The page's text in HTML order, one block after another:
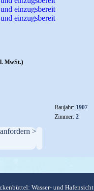
MwSt.)
Baujahr: 1907
Zimmer: 2
>
Wasser- und Hafensicht